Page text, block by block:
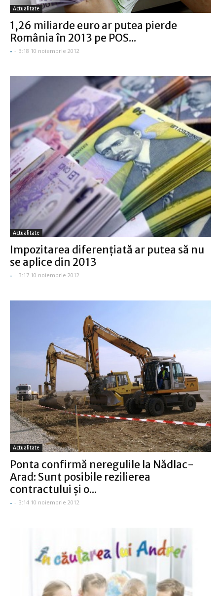
Actualitate
1,26 miliarde euro ar putea pierde
România în 2013 pe POS...
- - 3:18 10 noiembrie 2012
Actualitate
Impozitarea diferenţiată ar putea să nu
se aplice din 2013
- - 3:17 10 noiembrie 2012
Actualitate
Ponta confirmă neregulile la Nădlac-
Arad: Sunt posibile rezilierea
contractului şi o...
- - 3:14 10 noiembrie 2012